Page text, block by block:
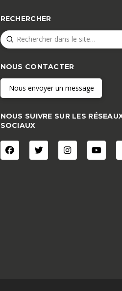
RECHERCHER
Search
Submit
NOUS CONTACTER
Nous envoyer un message
NOUS SUIVRE SUR LES
SOCIAUX